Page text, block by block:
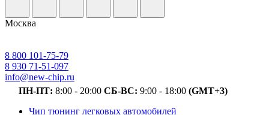
Москва
8 800 101-75-79
8 930 71-51-097
info@new-chip.ru
ПН-ПТ: 8:00 - 20:00 СБ-ВС: 9:00 - 18:00 (GMT+3)
Чип тюнинг легковых автомобилей